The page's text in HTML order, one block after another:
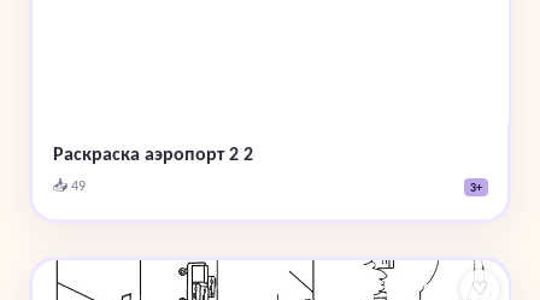
Раскраска аэропорт 2 2
📥 49 3+
♡